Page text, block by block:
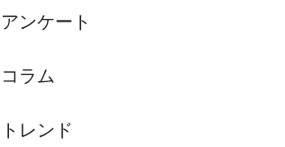
アンケート
コラム
トレンド